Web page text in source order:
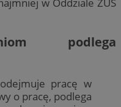
podlega
pracę w
o pracę, podlega